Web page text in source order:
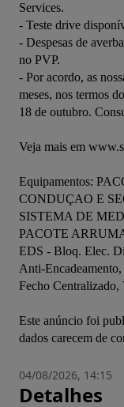
Services.
- Teste drive
- Despesas de
no PVP.
- Por acordo, as
meses, nos termos
18 de outubro.
Veja mais em
Equipamentos:
CONDUÇAO E
SISTEMA DE
PACOTE
EDS - Bloq. Elec.
Anti-
Fecho
Este anúncio foi
dados carecem de
04/08/2026, 14:15
Detalhes